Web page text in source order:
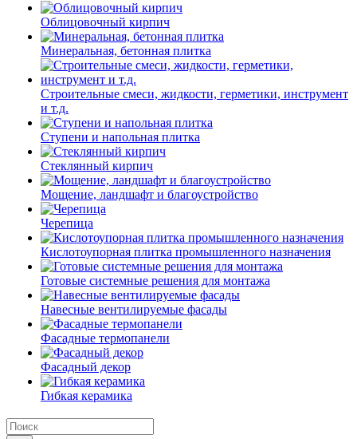
Облицовочный кирпич
Минеральная, бетонная плитка
Строительные смеси, жидкости, герметики, инструмент
и т.д.
Ступени и напольная плитка
Cтеклянный кирпич
Мощение, ландшафт и благоустройство
Черепица
Кислотоупорная плитка промышленного назначения
Готовые системные решения для монтажа
Навесные вентилируемые фасады
Фасадные термопанели
Фасадный декор
Гибкая керамика